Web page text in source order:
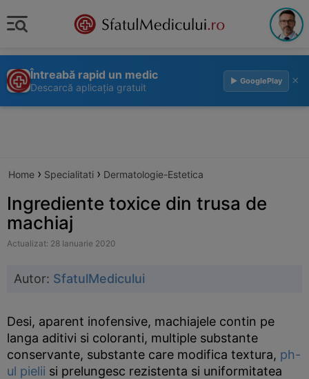
Întreabă rapid un medic
Descarcă aplicația gratuit
▶ GooglePlay ×
Home › Specialitati › Dermatologie-Estetica
Ingrediente toxice din trusa de
machiaj
Actualizat: 28 Ianuarie 2020
Autor: SfatulMedicului
Desi, aparent inofensive, machiajele contin pe
langa aditivi si coloranti, multiple substante
conservante, substante care modifica textura, ph-
ul pielii si prelungesc rezistenta si uniformitatea